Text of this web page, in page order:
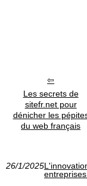
Les secrets de
sitefr.net pour
dénicher les
du web français
26/1/2025